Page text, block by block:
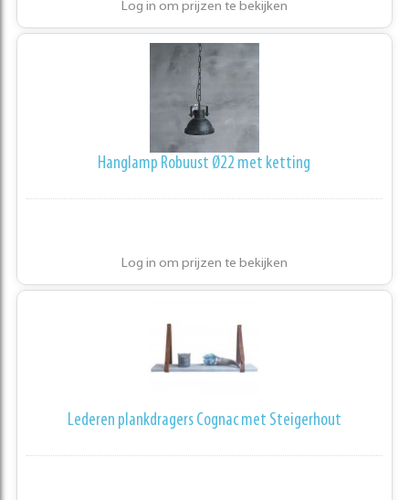
Log in om prijzen te bekijken
Hanglamp Robuust Ø22 met ketting
Log in om prijzen te bekijken
Lederen plankdragers Cognac met Steigerhout